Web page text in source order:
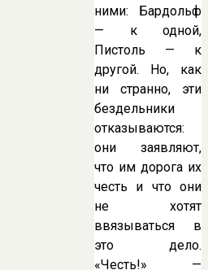
ними: Бардольф
— к одной,
Пистоль — к
другой. Но, как
ни странно, эти
бездельники
отказываются:
они заявляют,
что им дорога их
честь и что они
не хотят
ввязываться в
это дело.
«Честь!» —